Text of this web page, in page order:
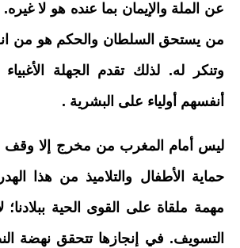
عن الملة والإيمان بما عنده هو لا
من يستحق السلطان والحكم هو من
وتنكر له. لذلك تقدم الجهلة
أنفسهم أولياء على البشرية .
ليس أمام المغرب من مخرج إلا وقف
حماية الأطفال والتلاميذ من هذا
مهمة ملقاة على القوى الحية ببلادنا؛
التسويف. في إنجازها تتحقق نهضة